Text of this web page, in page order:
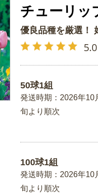
チューリッ
優良品種を厳選！
5.0
50球1組
発送時期：2026年10
旬より順次
100球1組
発送時期：2026年10
旬より順次